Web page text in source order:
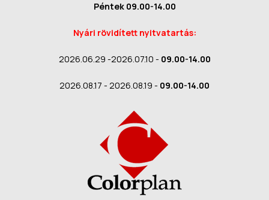
Péntek 09.00-14.00
Nyári rövidített nyitvatartás:
2026.06.29 -2026.07.10 - 09.00-14.00
2026.08.17 - 2026.08.19 - 09.00-14.00